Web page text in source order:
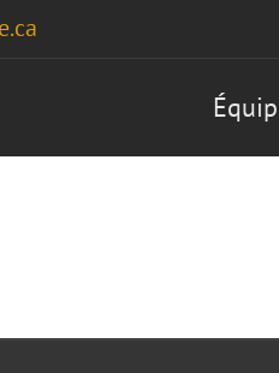
Sage (logiciel simple